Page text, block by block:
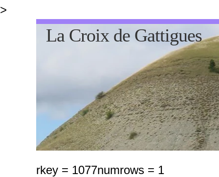
>
La Croix de Gattigues
rkey = 1077numrows = 1